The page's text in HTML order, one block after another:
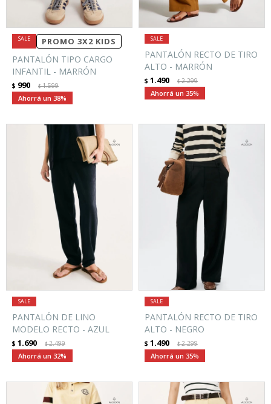
PROMO 3X2 KIDS
PANTALÓN TIPO CARGO
INFANTIL - MARRÓN
$ 990 $1.599
38
PANTALÓN RECTO DE TIRO
ALTO - MARRÓN
$ 1.490 $2.299
35
PANTALÓN DE LINO
MODELO RECTO - AZUL
$ 1.690 $2.499
32
PANTALÓN RECTO DE TIRO
ALTO - NEGRO
$ 1.490 $2.299
35